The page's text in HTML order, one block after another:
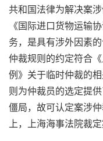
共和国法律为解决案
《国际进口货物运输
务，是具有涉外因素
仲裁规则的约定符合
例》关于临时仲裁的
则为仲裁员的选定提
僵局，故可认定案涉
上，上海海事法院裁